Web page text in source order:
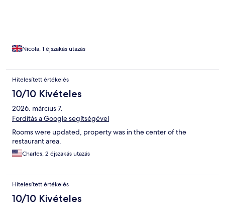
Nicola, 1 éjszakás utazás
Hitelesített értékelés
10/10 Kivételes
2026. március 7.
Fordítás a Google segítségével
Rooms were updated, property was in the center of the
restaurant area.
Charles, 2 éjszakás utazás
Hitelesített értékelés
10/10 Kivételes